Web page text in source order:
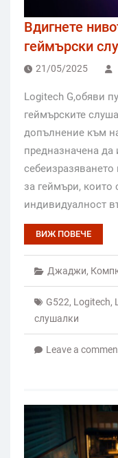
Вдигнете
геймърски
21/05/2025
Logitech G,обяви
геймърските
допълнение към
предназначена да
себеизразяването
за геймъри, които
индивидуалност
ВИЖ ПОВЕЧЕ
Джаджи,
G522, Logitech,
слушалки
Leave a